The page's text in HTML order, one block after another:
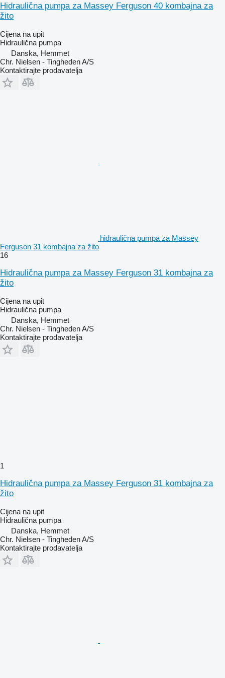
Hidraulična pumpa za Massey Ferguson 40 kombajna za
žito
Cijena na upit
Hidraulična pumpa
Danska, Hemmet
Chr. Nielsen - Tingheden A/S
Kontaktirajte prodavatelja
hidraulična pumpa za Massey
Ferguson 31 kombajna za žito
16
Hidraulična pumpa za Massey Ferguson 31 kombajna za
žito
Cijena na upit
Hidraulična pumpa
Danska, Hemmet
Chr. Nielsen - Tingheden A/S
Kontaktirajte prodavatelja
1
Hidraulična pumpa za Massey Ferguson 31 kombajna za
žito
Cijena na upit
Hidraulična pumpa
Danska, Hemmet
Chr. Nielsen - Tingheden A/S
Kontaktirajte prodavatelja